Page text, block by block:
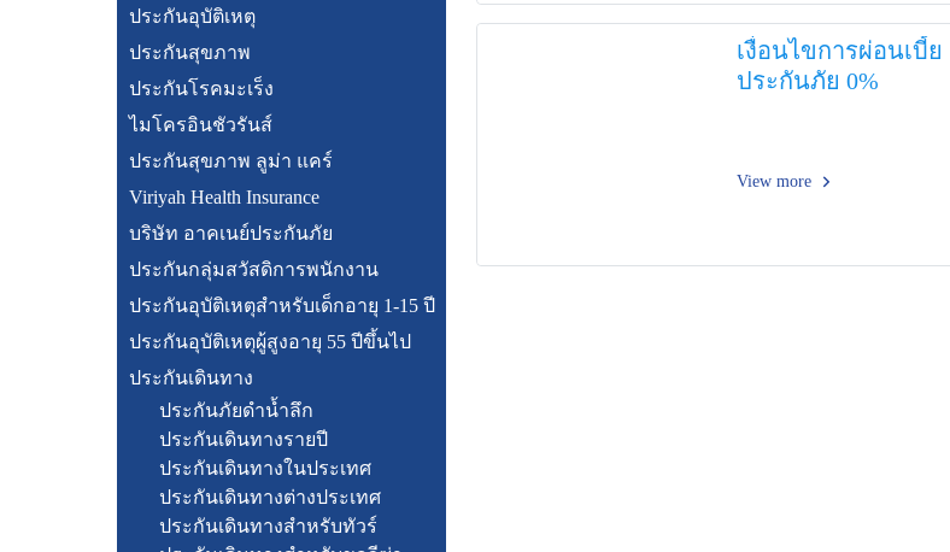
เงื่อนไขการผ่อนเบี้ย
ประกันภัย 0%
View more
ประกันอุบัติเหตุ
ประกันสุขภาพ
ประกันโรคมะเร็ง
ไมโครอินชัวรันส์
ประกันสุขภาพ ลูม่า แคร์
Viriyah Health Insurance
บริษัท อาคเนย์ประกันภัย
ประกันกลุ่มสวัสดิการพนักงาน
ประกันอุบัติเหตุสำหรับเด็กอายุ 1-15 ปี
ประกันอุบัติเหตุผู้สูงอายุ 55 ปีขึ้นไป
ประกันเดินทาง
ประกันภัยดำน้ำลึก
ประกันเดินทางรายปี
ประกันเดินทางในประเทศ
ประกันเดินทางต่างประเทศ
ประกันเดินทางสำหรับทัวร์